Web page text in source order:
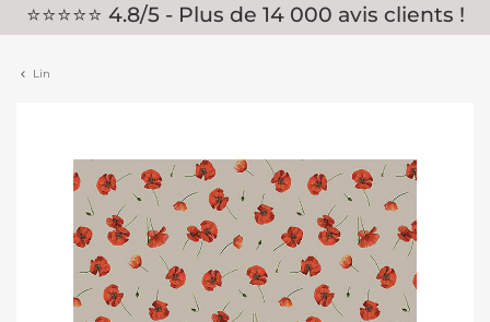
⭐⭐⭐⭐⭐ 4.8/5 - Plus de 14 000 avis clients !
Lin